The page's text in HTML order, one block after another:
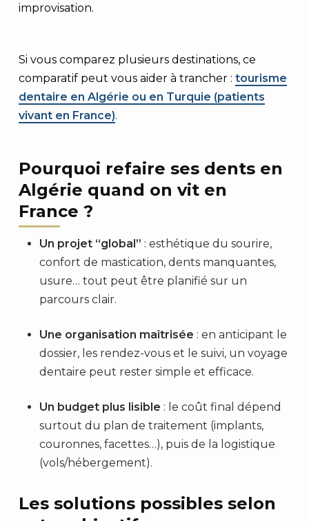
improvisation.
Si vous comparez plusieurs destinations, ce
comparatif peut vous aider à trancher : tourisme
dentaire en Algérie ou en Turquie (patients
vivant en France).
Pourquoi refaire ses dents en
Algérie quand on vit en
France ?
Un projet “global” : esthétique du sourire,
confort de mastication, dents manquantes,
usure… tout peut être planifié sur un
parcours clair.
Une organisation maîtrisée : en anticipant le
dossier, les rendez-vous et le suivi, un voyage
dentaire peut rester simple et efficace.
Un budget plus lisible : le coût final dépend
surtout du plan de traitement (implants,
couronnes, facettes…), puis de la logistique
(vols/hébergement).
Les solutions possibles selon